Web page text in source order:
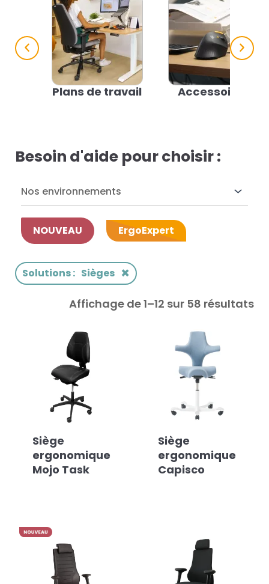
solutions...
Vie
Azergo
Plans de travail Accessoires
Besoin d'aide pour choisir :
NOUVEAU
Nos environnements
ErgoExpert
Solutions: Sièges ×
Affichage de 1–12 sur 58 résultats
Siège
ergonomique
Mojo Task
Siège
ergonomique
Capisco